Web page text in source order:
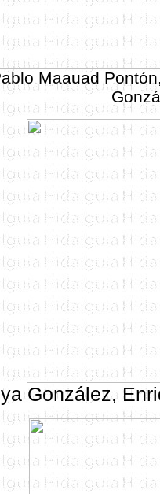
Maauad
González,